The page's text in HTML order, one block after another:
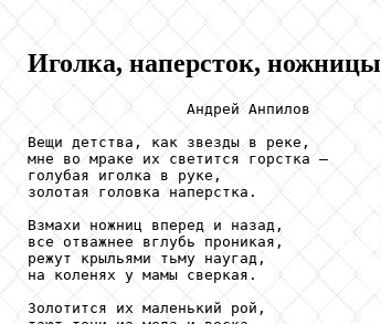
Иголка, наперсток, ножницы
                  Андрей Анпилов
Вещи детства, как звезды в реке,
мне во мраке их светится горстка –
голубая иголка в руке,
золотая головка наперстка.
Взмахи ножниц вперед и назад,
все отважнее вглубь проникая,
режут крыльями тьму наугад,
на коленях у мамы сверкая.
Золотится их маленький рой,